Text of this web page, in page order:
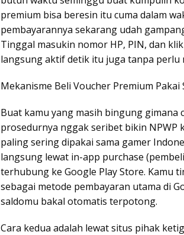
premium bisa beresin itu cuma dalam
pembayarannya sekarang udah
Tinggal masukin nomor HP, PIN, dan
langsung aktif detik itu juga tanpa perlu
Mekanisme Beli Voucher Premium Pakai
Buat kamu yang masih bingung gimana
prosedurnya nggak seribet bikin NPWP
paling sering dipakai sama gamer
langsung lewat in-app purchase
terhubung ke Google Play Store. Kamu
sebagai metode pembayaran utama di
saldomu bakal otomatis terpotong.
Cara kedua adalah lewat situs pihak